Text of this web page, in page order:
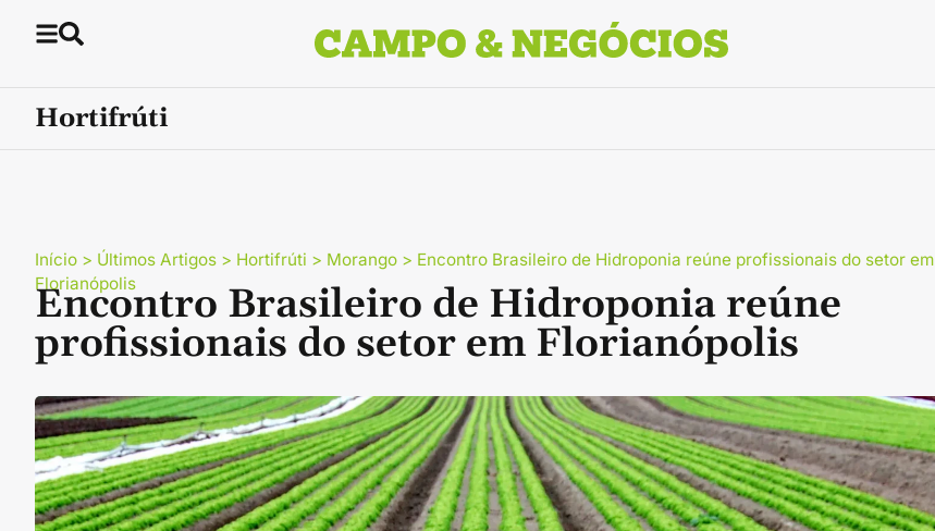
Hortifrúti
Início > Últimos Artigos > Hortifrúti > Morango > Encontro Brasileiro de Hidroponia reúne profissionais do setor em
Florianópolis
Encontro Brasileiro de Hidroponia reúne
profissionais do setor em Florianópolis